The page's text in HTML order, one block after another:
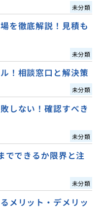
未分類
を徹底解説！見積も
未分類
！相談窓口と解決策
未分類
しない！確認すべき
未分類
でできるか限界と注
未分類
メリット・デメリッ